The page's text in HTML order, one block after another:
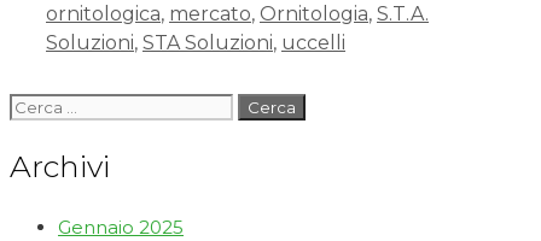
ornitologica, mercato, Ornitologia, S.T.A.
Soluzioni, STA Soluzioni, uccelli
Archivi
Gennaio 2025